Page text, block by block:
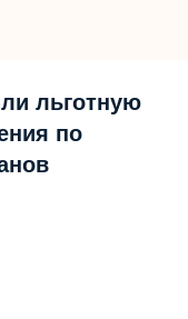
льготную
по